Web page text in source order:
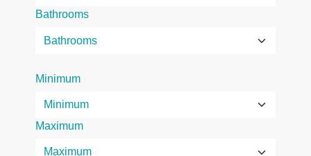
Bathrooms
Minimum
Maximum